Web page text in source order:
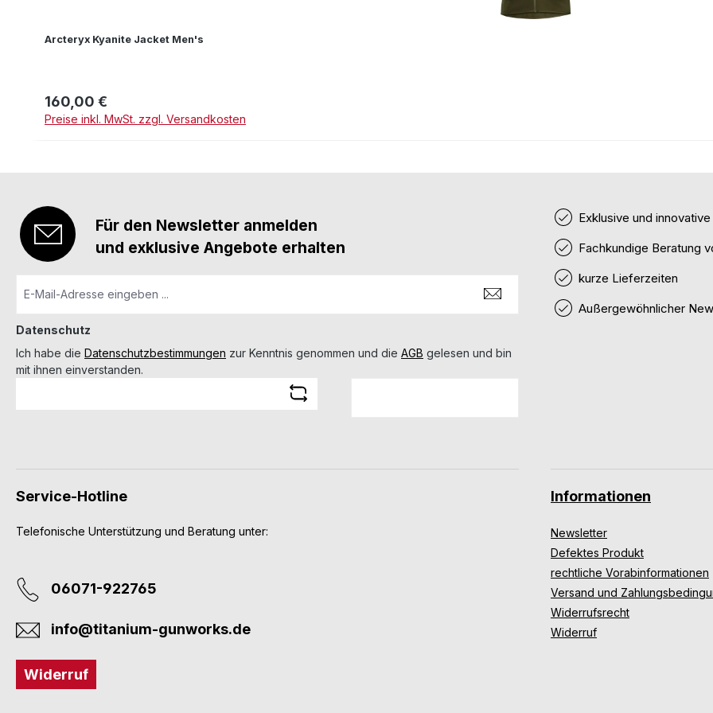
Arcteryx Kyanite Jacket Men's
Regulärer Preis:
160,00 €
Preise inkl. MwSt. zzgl. Versandkosten
Für den Newsletter anmelden
und exklusive Angebote erhalten
Datenschutz
Ich habe die Datenschutzbestimmungen zur Kenntnis genommen und die AGB gelesen und bin
mit ihnen einverstanden.
Exklusive und
Fachkundige Beratung
kurze Lieferzeiten
Außergewöhnlicher
Service-Hotline
Telefonische Unterstützung und Beratung unter:
06071-922765
info@titanium-gunworks.de
Widerruf
Informationen
Newsletter
Defektes Produkt
rechtliche Vorabinformationen
Versand und
Widerrufsrecht
Widerruf